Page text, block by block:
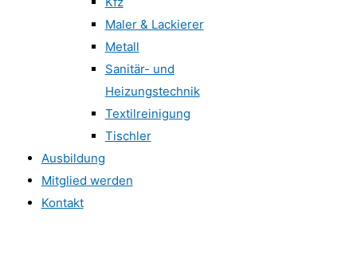
Maler & Lackierer
Metall
Sanitär- und
Heizungstechnik
Textilreinigung
Tischler
Ausbildung
Mitglied werden
Kontakt